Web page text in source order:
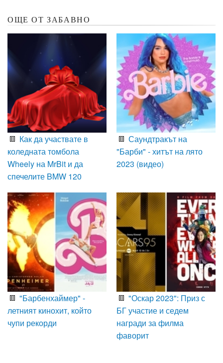
ОЩЕ ОТ ЗАБАВНО
Как да участвате в
коледната томбола
Wheely на MrBit и да
спечелите BMW 120
Саундтракът на
"Барби" - хитът на лято
2023 (видео)
"Барбенхаймер" -
летният кинохит, който
чупи рекорди
"Оскар 2023": Приз с
БГ участие и седем
награди за филма
фаворит